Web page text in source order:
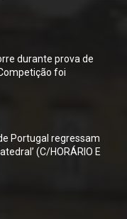
durante prova de
foi
Portugal regressam
(C/HORÁRIO E